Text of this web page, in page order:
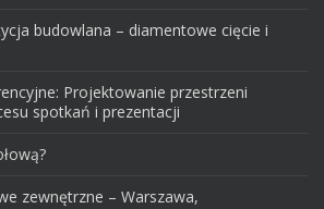
budowlana – diamentowe cięcie i
Projektowanie przestrzeni
spotkań i prezentacji
zewnętrzne – Warszawa,